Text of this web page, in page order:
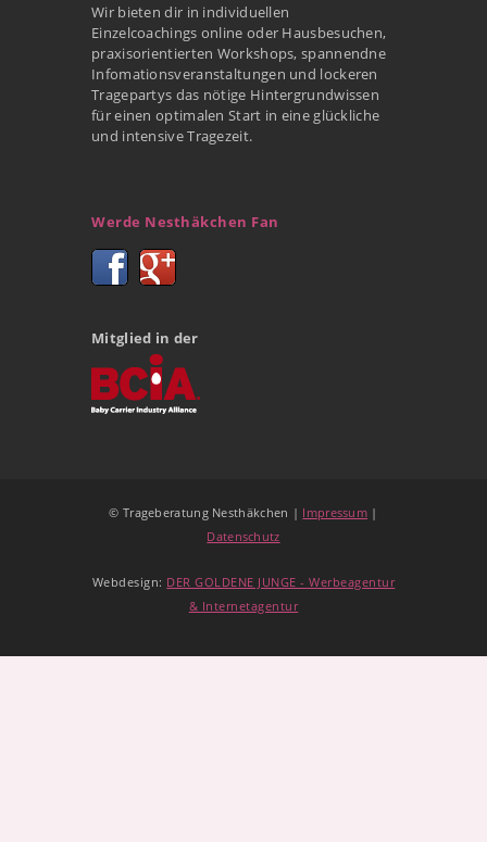
Wir bieten dir in individuellen
Einzelcoachings online oder Hausbesuchen,
praxisorientierten Workshops, spannendne
Infomationsveranstaltungen und lockeren
Tragepartys das nötige Hintergrundwissen
für einen optimalen Start in eine glückliche
und intensive Tragezeit.
Werde Nesthäkchen Fan
Mitglied in der
© Trageberatung Nesthäkchen | Impressum |
Datenschutz
Webdesign: DER GOLDENE JUNGE - Werbeagentur
& Internetagentur